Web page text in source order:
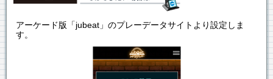
アーケード版「jubeat」のプレーデータサイトより設定しま
す。